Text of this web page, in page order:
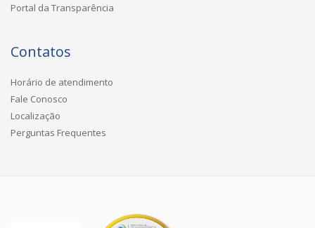
Portal da Transparência
Contatos
Horário de atendimento
Fale Conosco
Localização
Perguntas Frequentes